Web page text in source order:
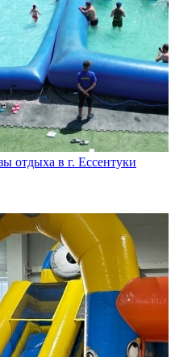
отдыха в г. Ессентуки